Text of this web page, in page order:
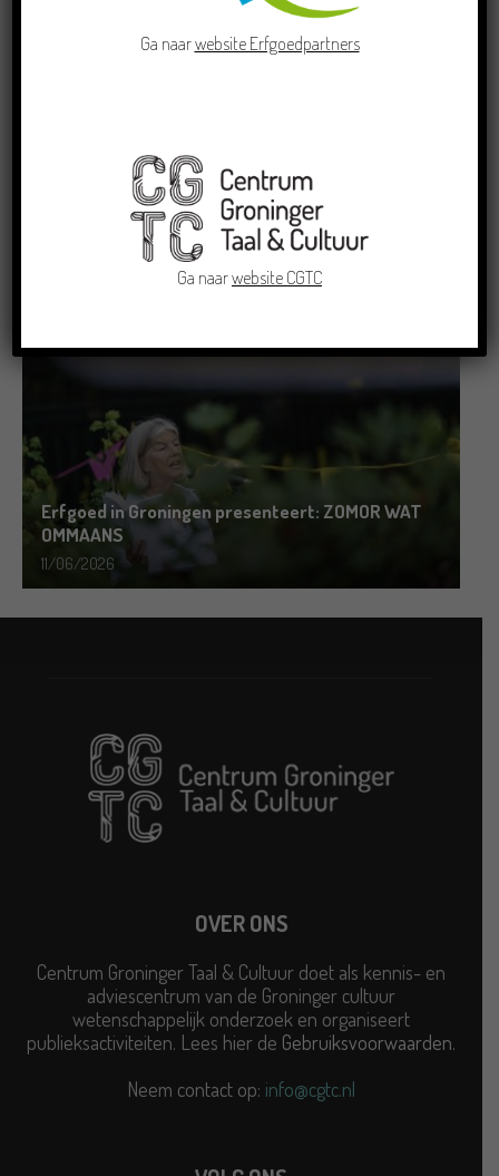
Grensoverschrijdende uitwisseling in Oldenburg
rond het Gronings en Platduits
Erfgoed in Groningen presenteert: ZOMOR WAT
OMMAANS
11/06/2026
OVER ONS
Centrum Groninger Taal & Cultuur doet als kennis- en
adviescentrum van de Groninger cultuur
wetenschappelijk onderzoek en organiseert
publieksactiviteiten. Lees hier de Gebruiksvoorwaarden.
Neem contact op: info@cgtc.nl
Ga naarwebsite Erfgoedpartners
Ga naarwebsite CGTC